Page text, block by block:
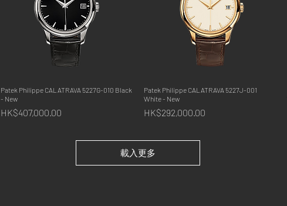
快速瀏覽
Patek Philippe CALATRAVA 5227G-010 Black
- New
價格
HK$407,000.00
快速瀏覽
Patek Philippe CALATRAVA 5227J-001
White - New
價格
HK$292,000.00
載入更多